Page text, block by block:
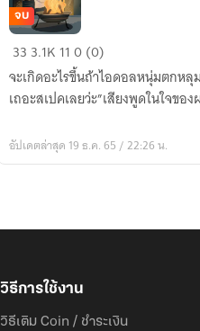
Order
Destiny
ออ
อร์
จบ
33 3.1K 110 (0)
จะเกิดอะไรขึ้นถ้าไอดอลหนุ่มตกห
เถอะสเปคเลยว่ะ”เสียงพูดในใจข
อัปเดตล่าสุด 19 ธ.ค. 65 / 22:26 น.
วิธีการใช้งาน
วิธีเติม Coin / ชำระเงิน